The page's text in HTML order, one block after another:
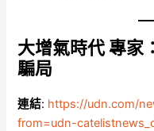
大增氣時代 專家
騙局
連結: https://udn.com/
from=udn-